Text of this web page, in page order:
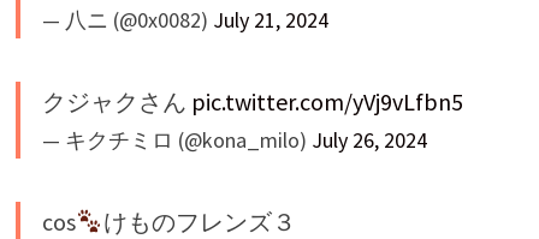
— 八ニ (@0x0082) July 21, 2024
クジャクさん pic.twitter.com/yVj9vLfbn5
— キクチミロ (@kona_milo) July 26, 2024
cos けものフレンズ３